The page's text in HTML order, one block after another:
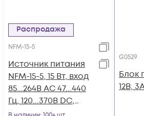
Распродажа
NFM-15-5
Источник питания
NFM-15-5, 15 Вт, вход
85...264В АС 47...440
Гц, 120...370В DC,
выход 5В/3А
G0529
Блок
12В,